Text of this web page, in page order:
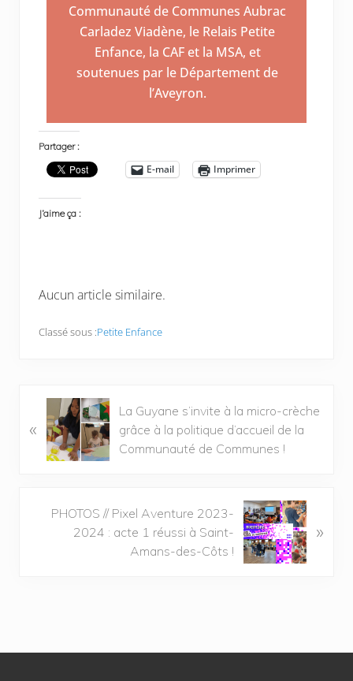
Communauté de Communes Aubrac
Carladez Viadène, le Relais Petite
Enfance, la CAF et la MSA, et
soutenues par le Département de
l’Aveyron.
Partager :
E-mail Imprimer
J’aime ça :
Aucun article similaire.
Classé sous :Petite Enfance
«
La Guyane s’invite à la micro-crèche
grâce à la politique d’accueil de la
Communauté de Communes !
PHOTOS // Pixel Aventure 2023-
2024 : acte 1 réussi à Saint-
Amans-des-Côts !
»